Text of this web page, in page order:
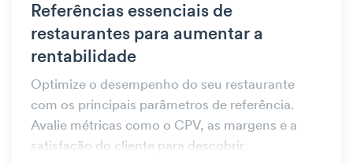
Referências essenciais de
restaurantes para aumentar a
rentabilidade
Optimize o desempenho do seu restaurante
com os principais parâmetros de referência.
Avalie métricas como o CPV, as margens e a
satisfação do cliente para descobrir